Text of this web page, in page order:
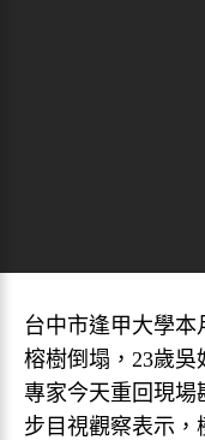
台中市逢甲大學本
榕樹倒塌，23歲
專家今天重回現場
步目視觀察表示